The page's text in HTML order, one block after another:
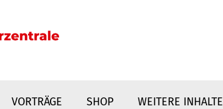
VORTRÄGE SHOP WEITERE INHALTE